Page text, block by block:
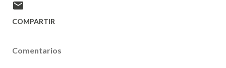
COMPARTIR
Comentarios